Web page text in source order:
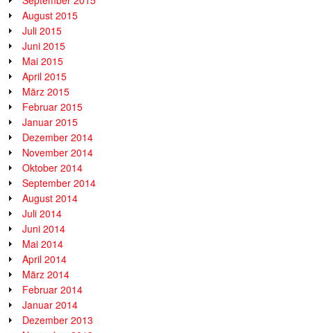
August 2015
Juli 2015
Juni 2015
Mai 2015
April 2015
März 2015
Februar 2015
Januar 2015
Dezember 2014
November 2014
Oktober 2014
September 2014
August 2014
Juli 2014
Juni 2014
Mai 2014
April 2014
März 2014
Februar 2014
Januar 2014
Dezember 2013